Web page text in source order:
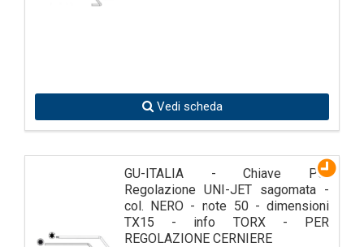
Vedi scheda
GU-ITALIA - Chiave Per
Regolazione UNI-JET sagomata -
col. NERO - note 50 - dimensioni
TX15 - info TORX - PER
REGOLAZIONE CERNIERE